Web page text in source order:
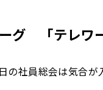
グ 「テレワ
日の社員総会は気合が